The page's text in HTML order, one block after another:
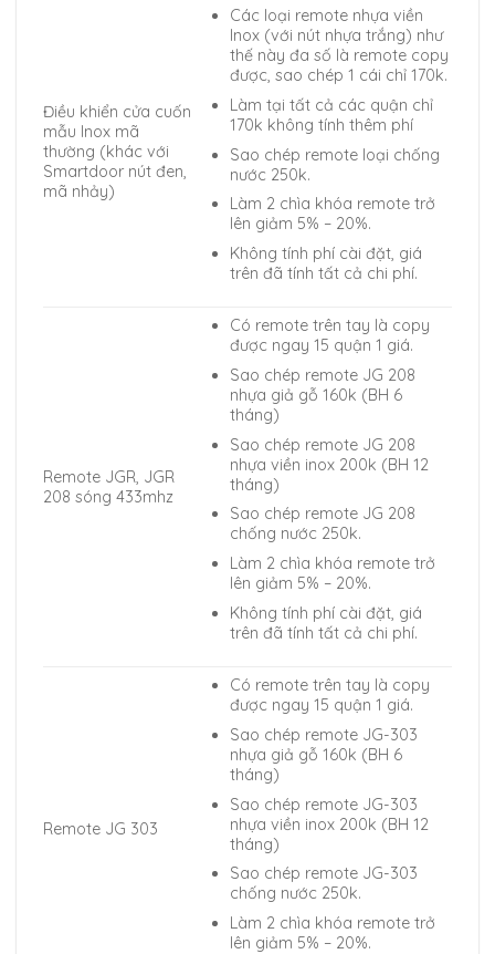
Điều khiển cửa cuốn
mẫu Inox mã
thường (khác với
Smartdoor nút đen,
mã nhảy)
Các loại remote nhựa viền
Inox (với nút nhựa trắng) như
thế này đa số là remote copy
được, sao chép 1 cái chỉ 170k.
Làm tại tất cả các quận chỉ
170k không tính thêm phí
Sao chép remote loại chống
nước 250k.
Làm 2 chìa khóa remote trở
lên giảm 5% – 20%.
Không tính phí cài đặt, giá
trên đã tính tất cả chi phí.
Remote JGR, JGR
208 sóng 433mhz
Có remote trên tay là copy
được ngay 15 quận 1 giá.
Sao chép remote JG 208
nhựa giả gỗ 160k (BH 6
tháng)
Sao chép remote JG 208
nhựa viền inox 200k (BH 12
tháng)
Sao chép remote JG 208
chống nước 250k.
Làm 2 chìa khóa remote trở
lên giảm 5% – 20%.
Không tính phí cài đặt, giá
trên đã tính tất cả chi phí.
Remote JG 303
Có remote trên tay là copy
được ngay 15 quận 1 giá.
Sao chép remote JG-303
nhựa giả gỗ 160k (BH 6
tháng)
Sao chép remote JG-303
nhựa viền inox 200k (BH 12
tháng)
Sao chép remote JG-303
chống nước 250k.
Làm 2 chìa khóa remote trở
lên giảm 5% – 20%.